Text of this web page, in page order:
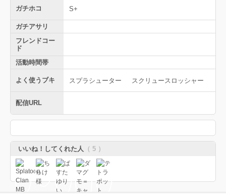
ガチホコ S+
ガチアサリ
フレンドコー
ド
活動時間帯
よく使うブキ スプラシューター スクリュースロッシャー
配信URL
いいね！してくれた人 （ 5 ）